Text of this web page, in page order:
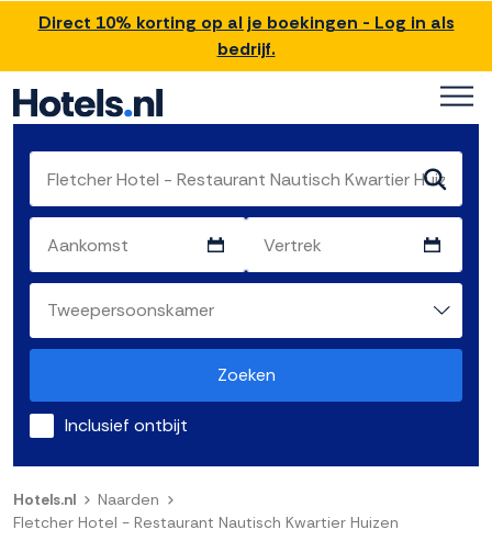
Direct 10% korting op al je boekingen - Log in als
bedrijf.
Zoeken
Inclusief ontbijt
Hotels.nl
Naarden
Fletcher Hotel - Restaurant Nautisch Kwartier Huizen